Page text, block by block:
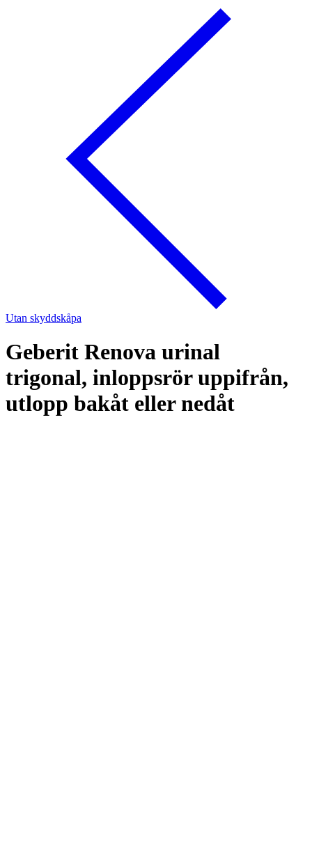
Utan skyddskåpa
Geberit Renova urinal
trigonal, inloppsrör uppifrån,
utlopp bakåt eller nedåt